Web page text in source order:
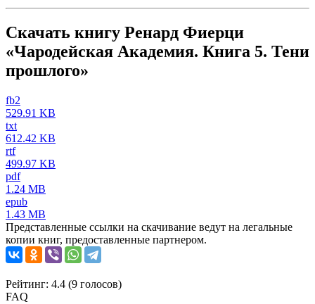
Скачать книгу Ренард Фиерци
«Чародейская Академия. Книга 5. Тени
прошлого»
fb2
529.91 KB
txt
612.42 KB
rtf
499.97 KB
pdf
1.24 MB
epub
1.43 MB
Представленные ссылки на скачивание ведут на легальные
копии книг, предоставленные партнером.
Рейтинг: 4.4 (9 голосов)
FAQ